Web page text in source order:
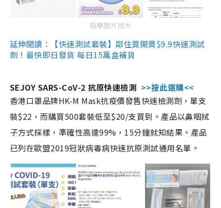
點擊圖片放大
延伸閱讀：【快速測試套裝】鄰住買開賣$9.9快速測試
劑！最快即日發貨 每日15萬盒補貨
SEJOY SARS-CoV-2 抗原快速檢測 >>按此選購<<
香港口罩品牌HK-M Mask抗疫價發售快速檢測劑，單支
裝$22，而購買500套裝低至$20/支買到。產品以鼻咽拭
子方式採樣，準確性高達99%，15分鐘就知結果。產品
已列在歐盟2019冠狀病毒病快速抗原測試通用名單。